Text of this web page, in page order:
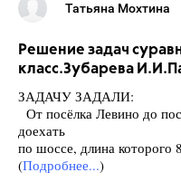
Татьяна Мохтина
Решение задач
класс.Зубарева
ЗАДАЧУ ЗАДАЛИ:
От посёлка Левино до
доехать
по шоссе, длина которого
(Подробнее...)